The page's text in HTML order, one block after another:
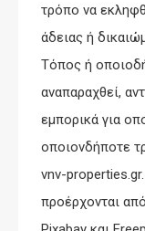
τρόπο να
άδειας ή
Τόπος ή
αναπαραχθεί,
εμπορικά για
οποιονδήποτε
vnv-
προέρχονται